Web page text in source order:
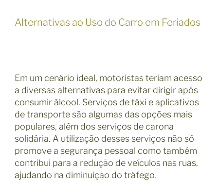
Alternativas ao Uso do Carro em Feriados
Em um cenário ideal, motoristas teriam acesso
a diversas alternativas para evitar dirigir após
consumir álcool. Serviços de táxi e aplicativos
de transporte são algumas das opções mais
populares, além dos serviços de carona
solidária. A utilização desses serviços não só
promove a segurança pessoal como também
contribui para a redução de veículos nas ruas,
ajudando na diminuição do tráfego.